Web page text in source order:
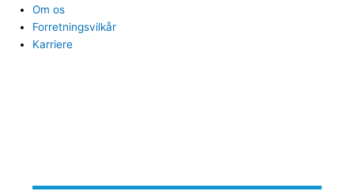
Om os
Forretningsvilkår
Karriere